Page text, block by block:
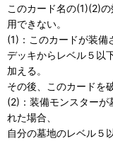
このカード名の(1)(2)
用できない。
(1)：このカードが装備
デッキからレベル５以
加える。
その後、このカードを
(2)：装備モンスターが
れた場合、
自分の墓地のレベル５